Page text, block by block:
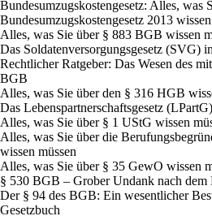
Bundesumzugskostengesetz: Alles, was
Bundesumzugskostengesetz 2013
Alles, was Sie über § 883 BGB wissen
Das Soldatenversorgungsgesetz (SVG)
Rechtlicher Ratgeber: Das Wesen des
BGB
Alles, was Sie über den § 316 HGB
Das Lebenspartnerschaftsgesetz (LPartG)
Alles, was Sie über § 1 UStG wissen
Alles, was Sie über die
wissen müssen
Alles, was Sie über § 35 GewO wissen
§ 530 BGB – Grober Undank nach dem
Der § 94 des BGB: Ein wesentlicher
Gesetzbuch